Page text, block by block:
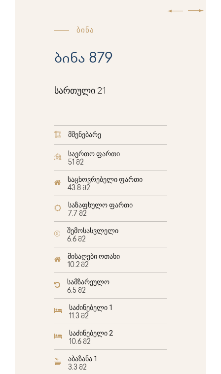
ბინა
ბინა 879
სართული 21
მშენებარე
საერთო ფართი
51 მ2
საცხოვრებელი ფართი
43.8 მ2
საზაფხულო ფართი
7.7 მ2
შემოსასვლელი
6.6 მ2
მისაღები ოთახი
10.2 მ2
სამზარეულო
6.5 მ2
საძინებელი 1
11.3 მ2
საძინებელი 2
10.6 მ2
აბაზანა 1
3.3 მ2